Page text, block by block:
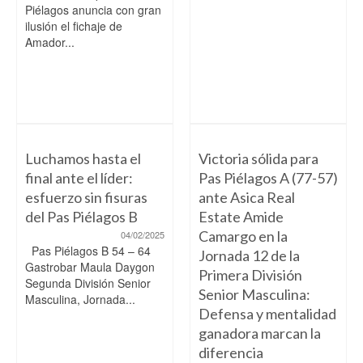
Piélagos anuncia con gran
ilusión el fichaje de
Amador...
Luchamos hasta el
final ante el líder:
esfuerzo sin fisuras
del Pas Piélagos B
04/02/2025
Pas Piélagos B 54 – 64
Gastrobar Maula Daygon
Segunda División Senior
Masculina, Jornada...
Victoria sólida para
Pas Piélagos A (77-57)
ante Asica Real
Estate Amide
Camargo en la
Jornada 12 de la
Primera División
Senior Masculina:
Defensa y mentalidad
ganadora marcan la
diferencia